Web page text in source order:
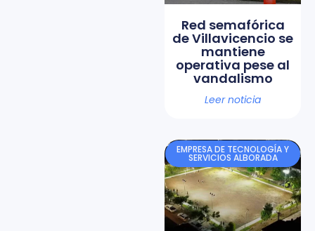
Red semafórica
de Villavicencio se
mantiene
operativa pese al
vandalismo
Leer noticia
EMPRESA DE TECNOLOGÍA Y
SERVICIOS ALBORADA